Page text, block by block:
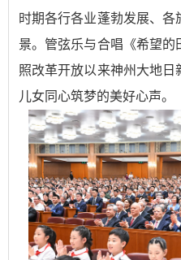
时期各行各业蓬勃发展、
景。管弦乐与合唱《希望
照改革开放以来神州大地
儿女同心筑梦的美好心声。